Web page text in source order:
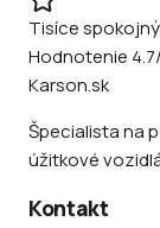
Tisíce
Hodnotenie
Karson.sk
Špecialista na
úžitkové
Kontakt